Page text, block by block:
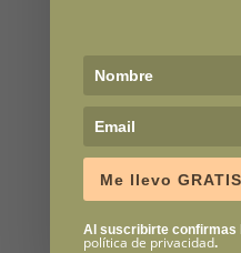
Bandolera Almond
Me llevo
Al suscribirte confirmas
política de privacidad.